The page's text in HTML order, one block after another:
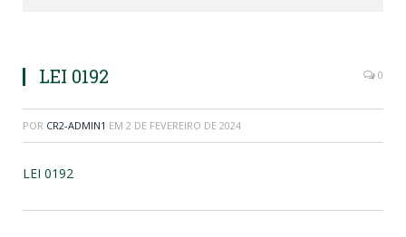
LEI 0192 0
POR CR2-ADMIN1 EM 2 DE FEVEREIRO DE 2024
LEI 0192